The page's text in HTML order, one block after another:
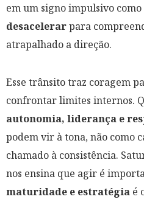
em um signo impulsivo como
desacelerarpara
atrapalhado a direção.
Esse trânsito traz coragem
confrontar limites internos.
autonomia, liderança e
podem vir à tona, não como
chamado à consistência.
nos ensina que agir é
maturidade e estratégia é